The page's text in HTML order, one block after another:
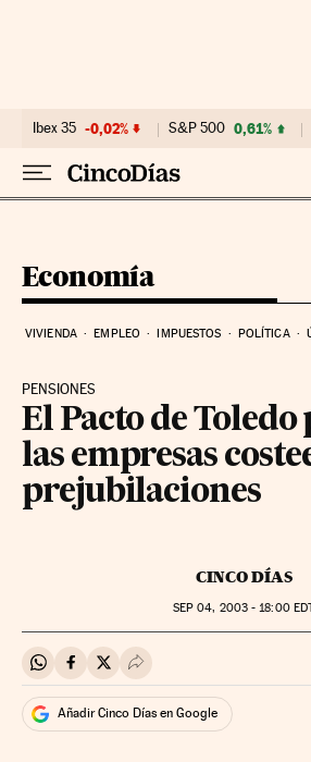
Ibex 35 -0,02% S&P 500 0,61%
Economía
VIVIENDA EMPLEO IMPUESTOS POLÍTICA
PENSIONES
El Pacto de Toledo
las empresas
prejubilaciones
CINCO DÍAS
SEP 04, 2003 - 18:00
Compartir en Whatsapp
Compartir en Facebook
Compartir en Twitter
Desplegar Redes
Añadir Cinco Días en Google